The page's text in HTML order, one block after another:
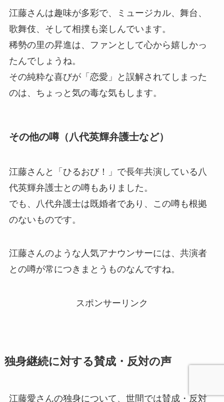
江藤さんは趣味が多彩で、ミュージカル、舞台、
歌舞伎、そして相撲も楽しんでいます。
稀勢の里の昇進は、ファンとして心から嬉しかっ
たんでしょうね。
その純粋な喜びが「恋愛」と誤解されてしまった
のは、ちょっと気の毒な気もします。
その他の噂（八代英輝弁護士など）
江藤さんと「ひるおび！」で長年共演している八
代英輝弁護士との噂もありました。
でも、八代弁護士は既婚者であり、この噂も根拠
のないものです。
江藤さんのような人気アナウンサーには、共演者
との噂が常につきまとうものなんですね。
スポンサーリンク
独身継続に対する賛成・反対の声
江藤愛さんの独身について、世間では賛成・反対